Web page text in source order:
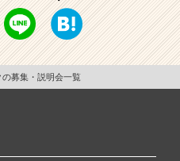
募集・説明会一覧